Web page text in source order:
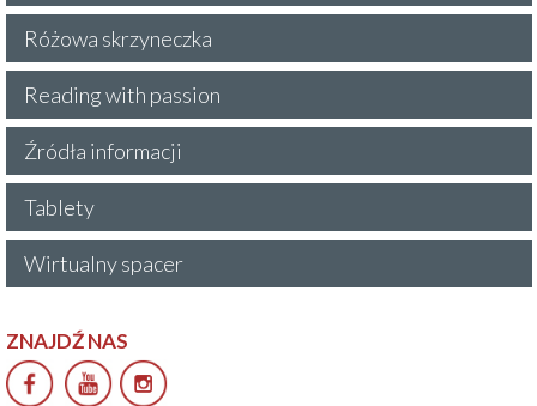
Różowa skrzyneczka
Reading with passion
Źródła informacji
Tablety
Wirtualny spacer
ZNAJDŹ NAS